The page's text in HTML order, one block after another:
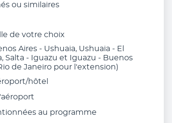
ou similaires
de votre choix
Aires - Ushuaia, Ushuaia - El
Salta - Iguazu et Iguazu - Buenos
de Janeiro pour l'extension)
hôtel
au programme